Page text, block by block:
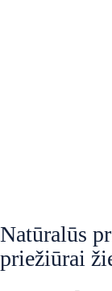
Natūralūs
priežiūrai